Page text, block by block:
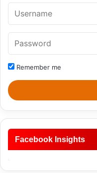
Remember me
Facebook Insights